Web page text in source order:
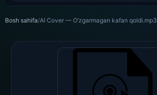
Bosh sahifa/AI Cover — O’zgarmagan kafan qoldi.mp3